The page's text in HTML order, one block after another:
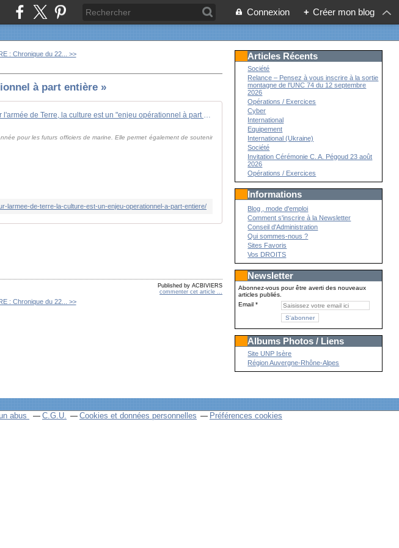
Connexion + Créer mon blog
: Chronique du 22... >>
à part entière »
Pour l'armée de Terre, la culture est un "enjeu opérationnel à part entière"
pour les futurs officiers de marine. Elle permet également de soutenir
larmee-de-terre-la-culture-est-un-enjeu-operationnel-a-part-entiere/
Published by ACBIVIERS
commenter cet article
: Chronique du 22... >>
Articles Récents
Société
Relance – Pensez à vous inscrire à la sortie
montagne de l'UNC 74 du 12 septembre
2026
Opérations / Exercices
Cyber
International
Equipement
International (Ukraine)
Société
Invitation Cérémonie C. A. Pégoud 23 août
2026
Opérations / Exercices
Informations
Blog , mode d'emploi
Comment s'inscrire à la Newsletter
Conseil d'Administration
Qui sommes-nous ?
Sites Favoris
Vos DROITS
Newsletter
Abonnez-vous pour être averti des nouveaux
articles publiés.
Email
Albums Photos / Liens
Site UNP Isère
Région Auvergne-Rhône-Alpes
abus C.G.U. Cookies et données personnelles Préférences cookies